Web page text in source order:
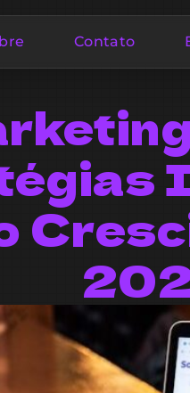
Contato